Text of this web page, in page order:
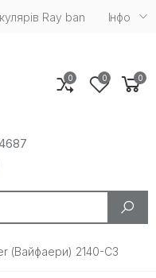
Ray ban Iнфо
0 0 0
(Вайфаери) 2140-C3